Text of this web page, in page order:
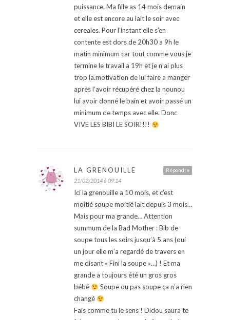
puissance. Ma fille as 14 mois demain
et elle est encore au lait le soir avec
cereales. Pour l’instant elle s’en
contente est dors de 20h30 a 9h le
matin minimum car tout comme vous je
termine le travail a 19h et je n’ai plus
trop la.motivation de lui faire a manger
après l’avoir récupéré chez la nounou
lui avoir donné le bain et avoir passé un
minimum de temps avec elle. Donc
VIVE LES BIBI LE SOIR!!!!
Répondre
LA GRENOUILLE
21/02/2014 à 09:14
Ici la grenouille a 10 mois, et c’est
moitié soupe moitié lait depuis 3 mois…
Mais pour ma grande… Attention
summum de la Bad Mother : Bib de
soupe tous les soirs jusqu’à 5 ans (oui
un jour elle m’a regardé de travers en
me disant « Fini la soupe »…) ! Et ma
grande a toujours été un gros gros
bébé
Soupe ou pas soupe ça n’a rien
changé
Fais comme tu le sens ! Didou saura te